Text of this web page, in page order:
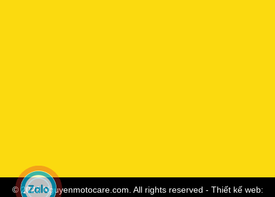
© 2023 Nguyenmotocare.com. All rights reserved - Thiết kế web: